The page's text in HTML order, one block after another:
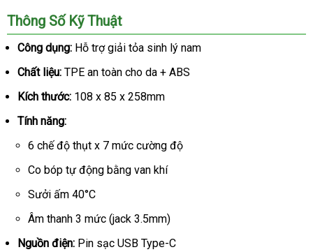
Thông Số Kỹ Thuật
Công dụng: Hỗ trợ giải tỏa sinh lý nam
Chất liệu: TPE an toàn cho da + ABS
Kích thước: 108 x 85 x 258mm
Tính năng:
6 chế độ thụt x 7 mức cường độ
Co bóp tự động bằng van khí
Sưởi ấm 40°C
Âm thanh 3 mức (jack 3.5mm)
Nguồn điện: Pin sạc USB Type-C